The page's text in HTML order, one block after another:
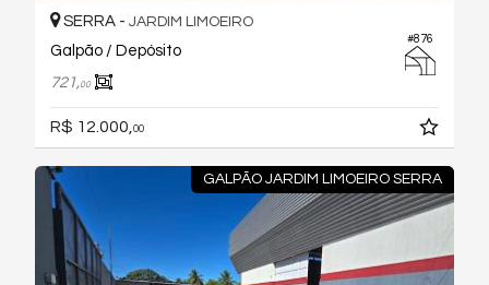
#876
SERRA - JARDIM LIMOEIRO
Galpão / Depósito
721,00
R$ 12.000, 00
GALPÃO JARDIM LIMOEIRO SERRA